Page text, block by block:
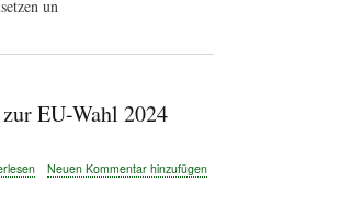
un
EU-Wahl 2024
über
Neuen Kommentar hinzufügen